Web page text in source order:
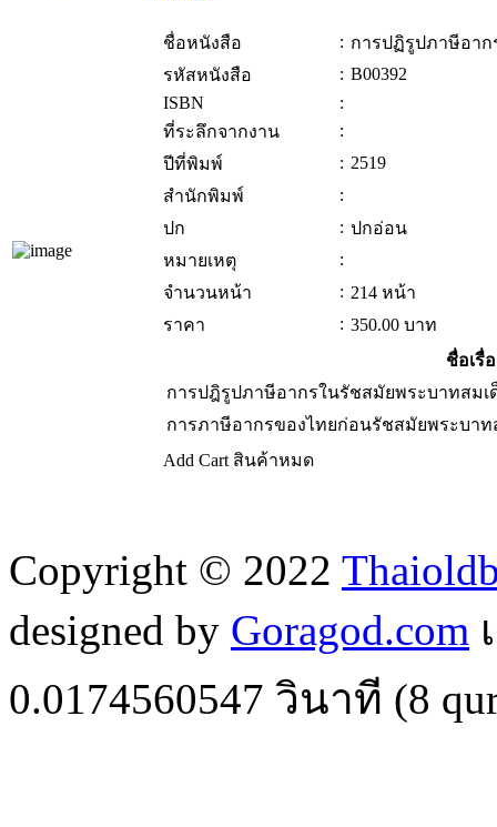
ชื่อหนังสือ : การปฏิรูปภาษีอา
รหัสหนังสือ
: B00392
ISBN
:
ที่ระลึกจากงาน
:
ปีที่พิมพ์
: 2519
สำนักพิมพ์
:
ปก
: ปกอ่อน
หมายเหตุ
:
จำนวนหน้า
: 214 หน้า
ราคา
: 350.00 บาท
ชื่อเรื่
การปฎิรูปภาษีอากรในรัชสมัยพระบาทสมเ
การภาษีอากรของไทยก่อนรัชสมัยพระบาท
Add Cart สินค้าหมด
Copyright © 2022
designed by Goragod.com
0.0174560547 วินาที (8